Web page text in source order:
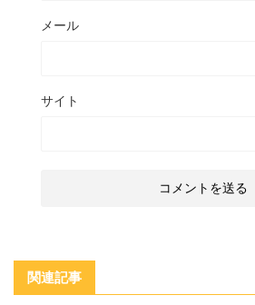
メール
サイト
関連記事